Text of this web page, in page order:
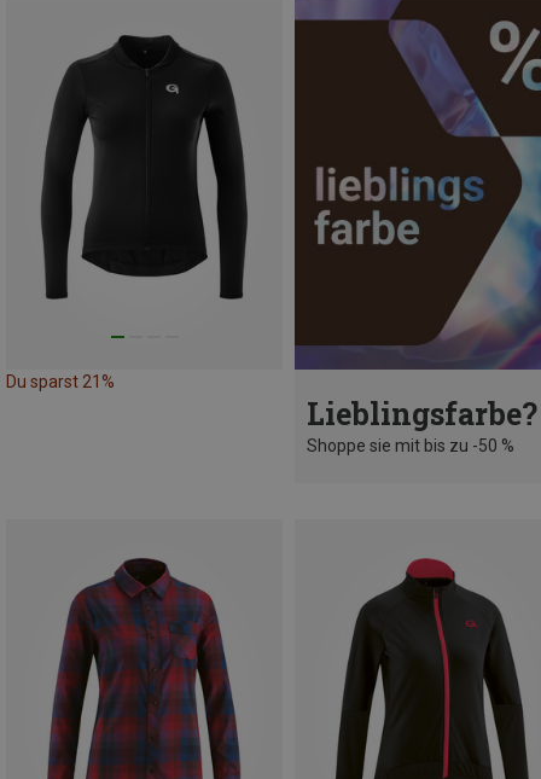
Du sparst 21%
Lieblingsfarbe?
Shoppe sie mit bis zu -50 %